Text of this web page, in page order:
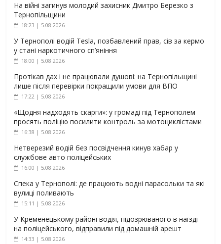
На війні загинув молодий захисник Дмитро Березко з
Тернопільщини
18:23 | 5.08.2026
У Тернополі водій Tesla, позбавлений прав, сів за кермо
у стані наркотичного сп’яніння
18:00 | 5.08.2026
Протікав дах і не працювали душові: на Тернопільщині
лише після перевірки покращили умови для ВПО
17:22 | 5.08.2026
«Щодня надходять скарги»: у громаді під Тернополем
просять поліцію посилити контроль за мотоциклістами
16:38 | 5.08.2026
Нетверезий водій без посвідчення кинув хабар у
службове авто поліцейських
16:00 | 5.08.2026
Спека у Тернополі: де працюють водні парасольки та які
вулиці поливають
15:11 | 5.08.2026
У Кременецькому районі водія, підозрюваного в наїзді
на поліцейського, відправили під домашній арешт
14:33 | 5.08.2026